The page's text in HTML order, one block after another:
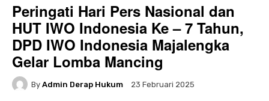
Peringati Hari Pers Nasional dan
HUT IWO Indonesia Ke – 7 Tahun,
DPD IWO Indonesia Majalengka
Gelar Lomba Mancing
By Admin Derap Hukum 23 Februari 2025